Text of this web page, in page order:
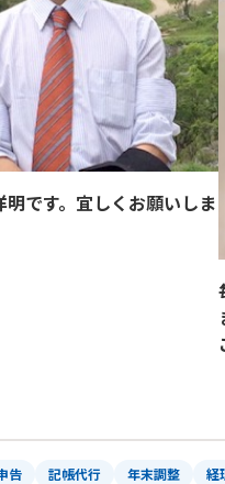
です。宜しくお願いしま
告 記帳代行 年末調整 経